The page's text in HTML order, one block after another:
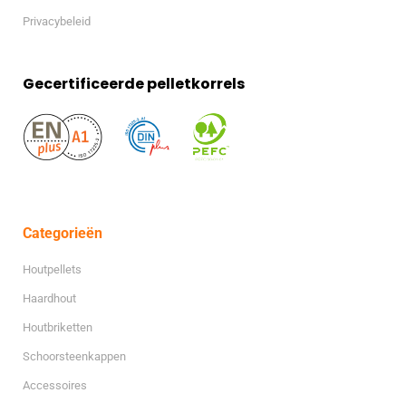
Privacybeleid
Gecertificeerde pelletkorrels
Categorieën
Houtpellets
Haardhout
Houtbriketten
Schoorsteenkappen
Accessoires